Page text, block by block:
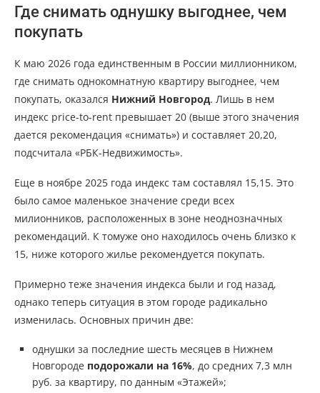
Где снимать однушку выгоднее, чем
покупать
К маю 2026 года единственным в России миллионником,
где снимать однокомнатную квартиру выгоднее, чем
покупать, оказался Нижний Новгород. Лишь в нем
индекс price-to-rent превышает 20 (выше этого значения
дается рекомендация «снимать») и составляет 20,20,
подсчитала «РБК-Недвижимость».
Еще в ноябре 2025 года индекс там составлял 15,15. Это
было самое маленькое значение среди всех
милионников, расположенных в зоне неоднозначных
рекомендаций. К томуже оно находилось очень близко к
15, ниже которого жилье рекомендуется покупать.
Примерно теже значения индекса были и год назад,
однако теперь ситуация в этом городе радикально
изменилась. Основных причин две:
однушки за последние шесть месяцев в Нижнем
Новгороде подорожали на 16%, до средних 7,3 млн
руб. за квартиру, по данным «Этажей»;